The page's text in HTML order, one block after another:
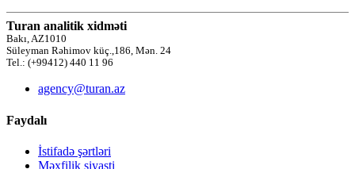
Turan analitik xidməti
Bakı, AZ1010
Süleyman Rəhimov küç.,186, Mən. 24
Tel.: (+99412) 440 11 96
agency@turan.az
Faydalı
İstifadə şərtləri
Məxfilik siyasti